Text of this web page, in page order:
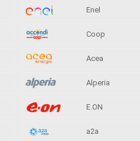
Enel
Coop
Acea
Alperia
E.ON
a2a